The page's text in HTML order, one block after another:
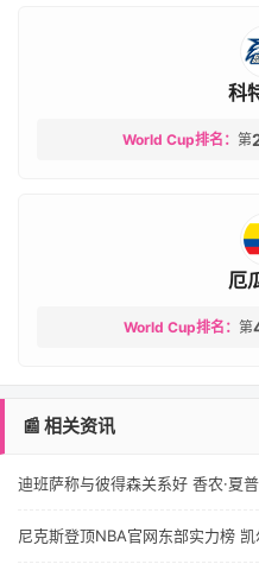
科
World Cup排名： 第
厄
World Cup排名： 第
📰 相关资讯
迪班萨称与彼得森关系好 香农·夏
尼克斯登顶NBA官网东部实力榜